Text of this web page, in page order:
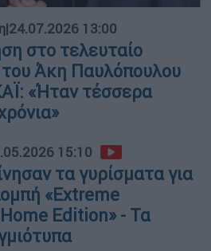
|24.07.2026 13:00
στο τελευταίο
του Άκη Παυλόπουλου
«Ήταν τέσσερα
15:10
τα γυρίσματα για
«Extreme
Edition» - Τα